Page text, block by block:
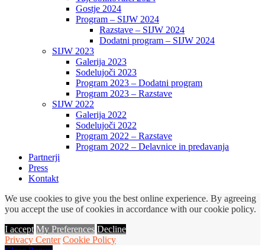
Gostje 2024
Program – SIJW 2024
Razstave – SIJW 2024
Dodatni program – SIJW 2024
SIJW 2023
Galerija 2023
Sodelujoči 2023
Program 2023 – Dodatni program
Program 2023 – Razstave
SIJW 2022
Galerija 2022
Sodelujoči 2022
Program 2022 – Razstave
Program 2022 – Delavnice in predavanja
Partnerji
Press
Kontakt
We use cookies to give you the best online experience. By agreeing
you accept the use of cookies in accordance with our cookie policy.
I accept My Preferences Decline
Privacy Center Cookie Policy